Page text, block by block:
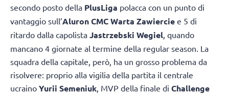
secondo posto della PlusLiga polacca con un punto di
vantaggio sull’Aluron CMC Warta Zawiercie e 5 di
ritardo dalla capolista Jastrzebski Wegiel, quando
mancano 4 giornate al termine della regular season. La
squadra della capitale, però, ha un grosso problema da
risolvere: proprio alla vigilia della partita il centrale
ucraino Yurii Semeniuk, MVP della finale di Challenge